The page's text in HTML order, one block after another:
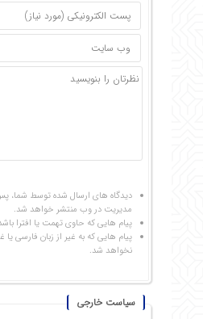
دیدگاه های ارسال شده توسط شما،
مدیریت در وب منتشر خواهد شد.
پیام هایی که حاوی تهمت یا افترا
پیام هایی که به غیر از زبان فارسی یا
نخواهد شد.
سیاست خارجی